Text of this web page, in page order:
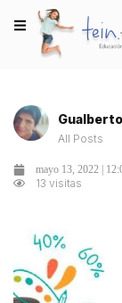
All Posts
mayo 13, 2022 |
13 visitas